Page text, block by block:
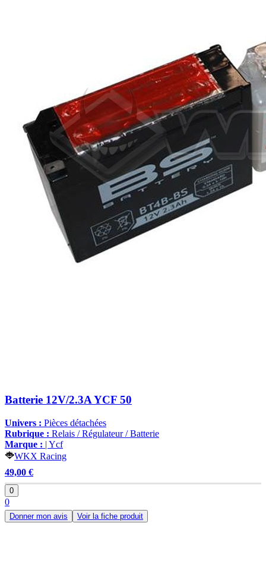
Batterie 12V/2.3A YCF 50
Univers : Pièces détachées
Rubrique : Relais / Régulateur / Batterie
Marque : | Ycf
WKX Racing
49,00 €
0
0
Donner mon avis Voir la fiche produit